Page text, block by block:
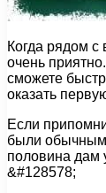
Когда рядом с
очень
сможете
оказать
Если
были
половина дам
&#128578;